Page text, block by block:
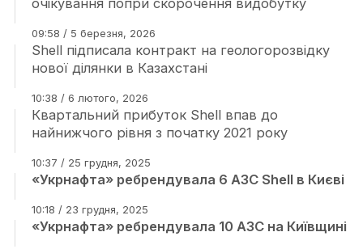
очікування попри скорочення видобутку
09:58 / 5 березня, 2026
Shell підписала контракт на геологорозвідку
нової ділянки в Казахстані
10:38 / 6 лютого, 2026
Квартальний прибуток Shell впав до
найнижчого рівня з початку 2021 року
10:37 / 25 грудня, 2025
«Укрнафта» ребрендувала 6 АЗС Shell в Києві
10:18 / 23 грудня, 2025
«Укрнафта» ребрендувала 10 АЗС на Київщині